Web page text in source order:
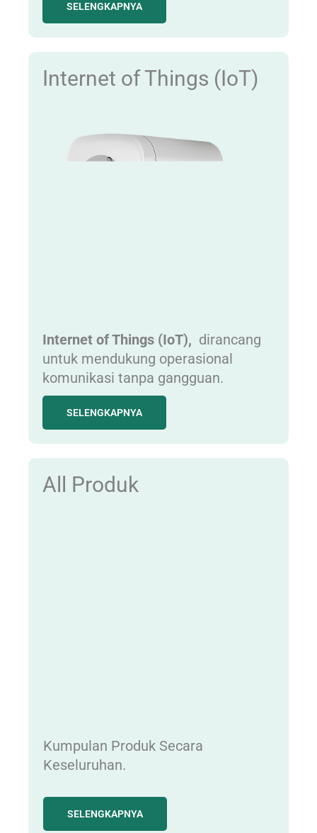
SELENGKAPNYA
Internet of Things (IoT)
Internet of Things (IoT), dirancang
untuk mendukung operasional
komunikasi tanpa gangguan.
SELENGKAPNYA
All Produk
Kumpulan Produk Secara
Keseluruhan.
SELENGKAPNYA